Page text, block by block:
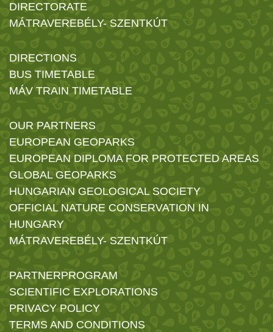
DIRECTORATE
MÁTRAVEREBÉLY- SZENTKÚT
DIRECTIONS
BUS TIMETABLE
MÁV TRAIN TIMETABLE
OUR PARTNERS
EUROPEAN GEOPARKS
EUROPEAN DIPLOMA FOR PROTECTED AREAS
GLOBAL GEOPARKS
HUNGARIAN GEOLOGICAL SOCIETY
OFFICIAL NATURE CONSERVATION IN
HUNGARY
MÁTRAVEREBÉLY- SZENTKÚT
PARTNERPROGRAM
SCIENTIFIC EXPLORATIONS
PRIVACY POLICY
TERMS AND CONDITIONS